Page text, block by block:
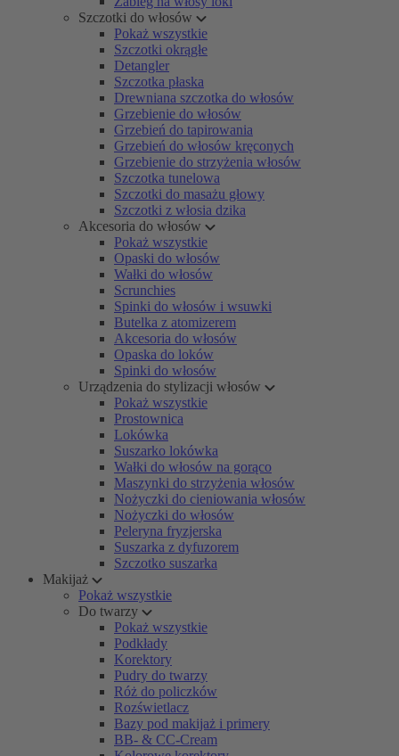
Szczotki do włosów
Pokaż wszystkie
Szczotki okrągłe
Detangler
Szczotka płaska
Drewniana szczotka do włosów
Grzebienie do włosów
Grzebień do tapirowania
Grzebień do włosów kręconych
Grzebienie do strzyżenia włosów
Szczotka tunelowa
Szczotki do masażu głowy
Szczotki z włosia dzika
Akcesoria do włosów
Pokaż wszystkie
Opaski do włosów
Wałki do włosów
Scrunchies
Spinki do włosów i wsuwki
Butelka z atomizerem
Akcesoria do włosów
Opaska do loków
Spinki do włosów
Urządzenia do stylizacji włosów
Pokaż wszystkie
Prostownica
Lokówka
Suszarko lokówka
Wałki do włosów na gorąco
Maszynki do strzyżenia włosów
Nożyczki do cieniowania włosów
Nożyczki do włosów
Peleryna fryzjerska
Suszarka z dyfuzorem
Szczotko suszarka
Makijaż
Pokaż wszystkie
Do twarzy
Pokaż wszystkie
Podkłady
Korektory
Pudry do twarzy
Róż do policzków
Rozświetlacz
Bazy pod makijaż i primery
BB- & CC-Cream